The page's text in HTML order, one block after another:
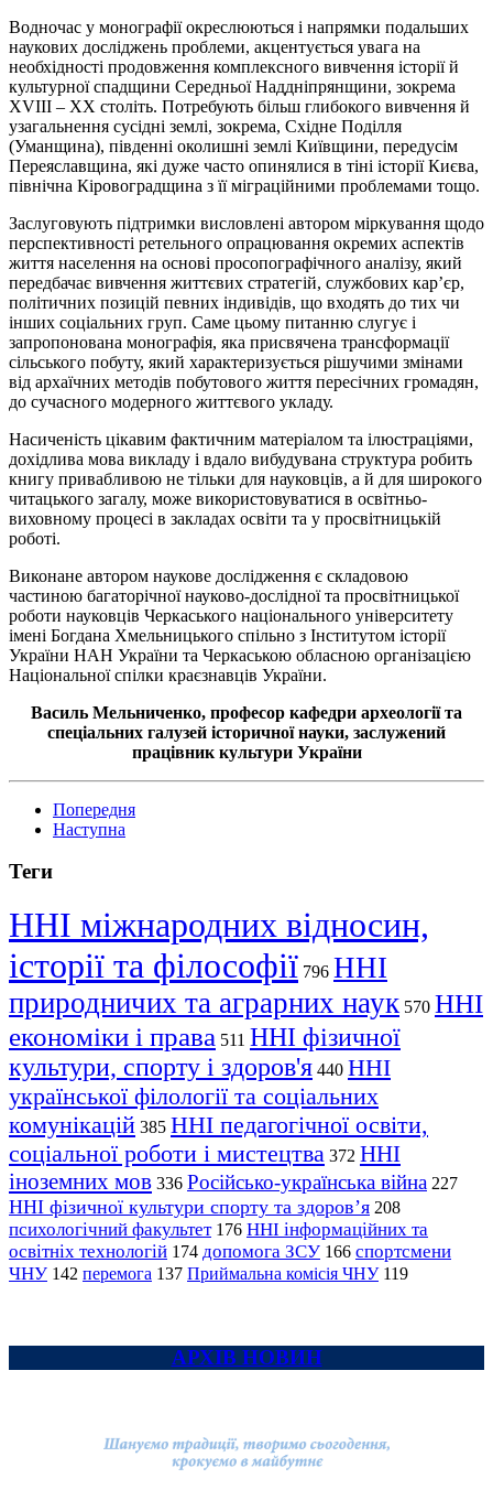
Водночас у монографії окреслюються і напрямки подальших
наукових досліджень проблеми, акцентується увага на
необхідності продовження комплексного вивчення історії й
культурної спадщини Середньої Наддніпрянщини, зокрема
XVIII – XX століть. Потребують більш глибокого вивчення й
узагальнення сусідні землі, зокрема, Східне Поділля
(Уманщина), південні околишні землі Київщини, передусім
Переяславщина, які дуже часто опинялися в тіні історії Києва,
північна Кіровоградщина з її міграційними проблемами тощо.
Заслуговують підтримки висловлені автором міркування щодо
перспективності ретельного опрацювання окремих аспектів
життя населення на основі просопографічного аналізу, який
передбачає вивчення життєвих стратегій, службових кар’єр,
політичних позицій певних індивідів, що входять до тих чи
інших соціальних груп. Саме цьому питанню слугує і
запропонована монографія, яка присвячена трансформації
сільського побуту, який характеризується рішучими змінами
від архаїчних методів побутового життя пересічних громадян,
до сучасного модерного життєвого укладу.
Насиченість цікавим фактичним матеріалом та ілюстраціями,
дохідлива мова викладу і вдало вибудувана структура робить
книгу привабливою не тільки для науковців, а й для широкого
читацького загалу, може використовуватися в освітньо-
виховному процесі в закладах освіти та у просвітницькій
роботі.
Виконане автором наукове дослідження є складовою
частиною багаторічної науково-дослідної та просвітницької
роботи науковців Черкаського національного університету
імені Богдана Хмельницького спільно з Інститутом історії
України НАН України та Черкаською обласною організацією
Національної спілки краєзнавців України.
Василь Мельниченко, професор кафедри археології та
спеціальних галузей історичної науки, заслужений
працівник культури України
Попередня
Наступна
Теги
ННІ міжнародних відносин,
історії та філософії 796 ННІ
природничих та аграрних наук 570 ННІ
економіки і права 511 ННІ фізичної
культури, спорту і здоров'я 440 ННІ
української філології та соціальних
комунікацій 385 ННІ педагогічної освіти,
соціальної роботи і мистецтва 372 ННІ
іноземних мов 336 Російсько-українська війна 227
ННІ фізичної культури спорту та здоров’я 208
психологічний факультет 176 ННІ інформаційних та
освітніх технологій 174 допомога ЗСУ 166 спортсмени
ЧНУ 142 перемога 137 Приймальна комісія ЧНУ 119
АРХІВ НОВИН